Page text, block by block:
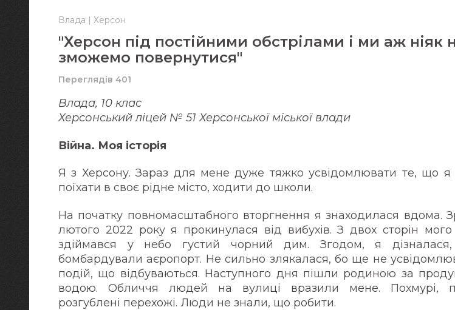
Влада | Херсон
"Херсон під постійними обстрілами і ми аж ніяк
зможемо повернутися"
Переглядів 401
Влада, 10 клас
Херсонський ліцей № 51 Херсонської міської влади
Війна. Моя історія
Я з Херсону. Зараз для мене дуже тяжко усвідомлювати те, що
поїхати в своє рідне місто, ходити до школи.
На початку повномасштабного вторгнення я знаходилася вдома.
лютого 2022 року я прокинулася від вибухів. З двох сторін
здіймався у небо густий чорний дим. Згодом, я
бомбардували аєропорт. Не сильно злякалася, бо ще не
подій, що відбуваються. Наступного дня пішли родиною за
водою. Обличчя людей на вулиці вразили мене. Похмурі,
розгублені перехожі. Люди не знали, що робити.